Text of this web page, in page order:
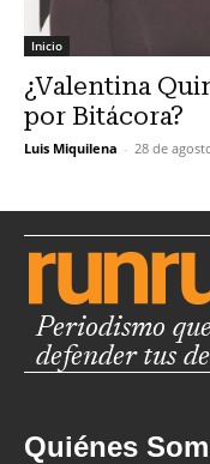
Inicio
¿Valentina
por Bitácora?
Luis Miquilena - 28 de
Periodismo
defender tus
Quiénes